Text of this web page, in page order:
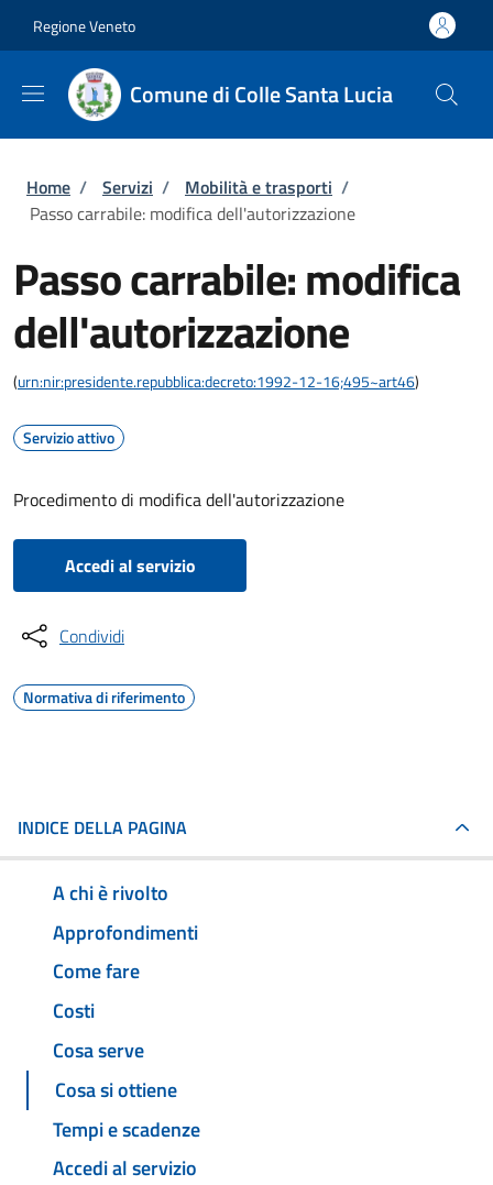
Regione Veneto
Comune di Colle Santa Lucia
Briciole di pane
Home / Servizi / Mobilità e trasporti /
Passo carrabile: modifica dell'autorizzazione
Passo carrabile: modifica
dell'autorizzazione
(urn:nir:presidente.repubblica:decreto:1992-12-16;495~art46)
Servizio attivo
Procedimento di modifica dell'autorizzazione
Accedi al servizio
Condividi
Normativa di riferimento
INDICE DELLA PAGINA
A chi è rivolto
Approfondimenti
Come fare
Costi
Cosa serve
Cosa si ottiene
Tempi e scadenze
Accedi al servizio